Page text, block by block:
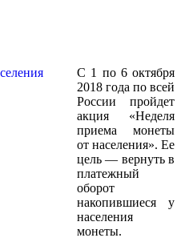
С 1 по 6 октября
2018 года по всей
России пройдет
акция «Неделя
приема монеты
от населения». Ее
цель — вернуть в
платежный
оборот
накопившиеся у
населения
монеты.